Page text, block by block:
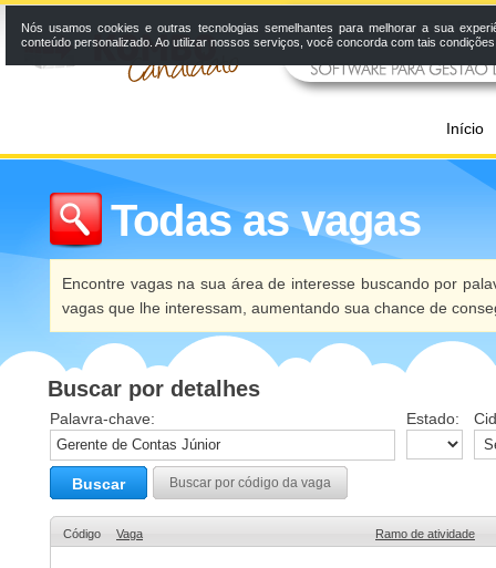
Início
Todas as vagas
Encontre vagas na sua área de interesse buscando por
vagas que lhe interessam, aumentando sua chance de
Buscar por detalhes
Palavra-chave: Estado:
Buscar Buscar por código da vaga
Código Vaga Ramo de atividade
Nós usamos cookies e outras tecnologias semelhantes para melhorar a sua
conteúdo personalizado. Ao utilizar nossos serviços, você concorda com tais